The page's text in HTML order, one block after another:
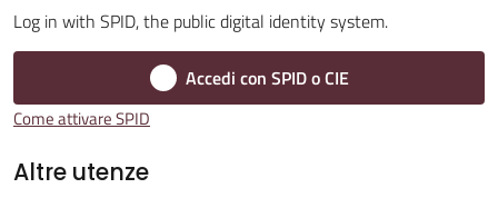
Amministrazione
Menu selezionato
l
Log in with SPID, the public digital identity system.
Accedi con SPID o CIE
Come attivare SPID
Altre utenze